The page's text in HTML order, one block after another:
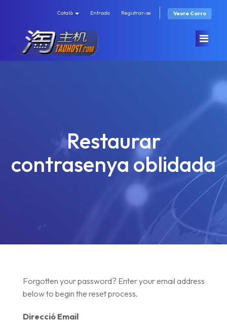
Català Entrada Registrar-se Veure Carro
Browse All
香港机房 (速度快/直连/有站群)
GS机房(高配低价)
美国高防(10G防护)
Preguntes Freqüents - FAQ
Contacti'ns
Restaurar
contrasenya oblidada
Forgotten your password? Enter your email address
below to begin the reset process.
Direcció Email